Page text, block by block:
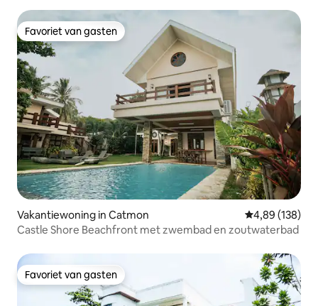
Favoriet van gasten
Favoriet van gasten
Vakantiewoning in Catmon Gemiddelde
4,89 (138)
Castle Shore Beachfront met zwembad en zoutwaterbad
Favoriet van gasten
Favoriet van gasten